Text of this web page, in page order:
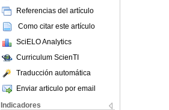
Referencias del artículo
Como citar este artículo
SciELO Analytics
Curriculum ScienTI
Traducción automática
Enviar articulo por email
Indicadores